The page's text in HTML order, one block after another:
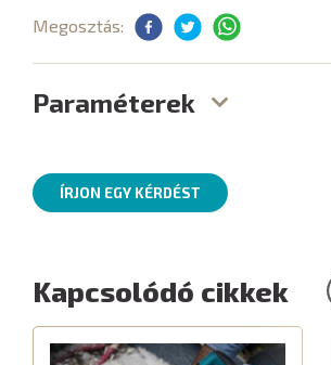
Megosztás:
Paraméterek
ÍRJON EGY KÉRDÉST
Kapcsolódó cikkek